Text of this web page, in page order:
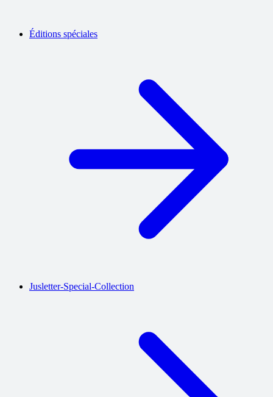
Éditions spéciales
Jusletter-Special-Collection